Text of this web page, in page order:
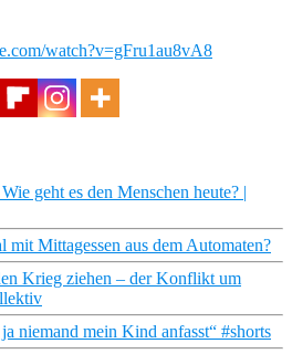
watch?v=gFru1au8vA8
geht es den Menschen heute? |
mit Mittagessen aus dem Automaten?
Krieg ziehen – der Konflikt um
niemand mein Kind anfasst“ #shorts